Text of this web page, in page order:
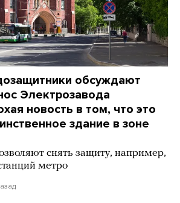
обсуждают
Электрозавода
новость в том, что это
здание в зоне
снять защиту, например,
метро